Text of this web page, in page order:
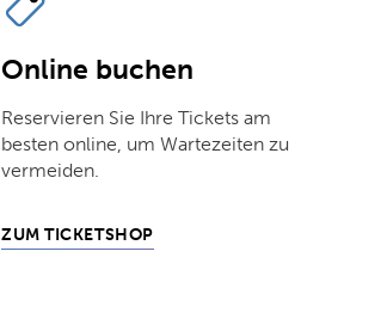
Online buchen
Reservieren Sie Ihre Tickets am
besten online, um Wartezeiten zu
vermeiden.
ZUM TICKETSHOP